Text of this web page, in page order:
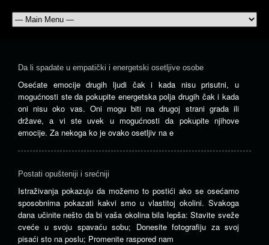
Da li spadate u empatički i energetski osetljive osobe
Osećate emocije drugih ljudi čak i kada nisu prisutni, u
mogućnosti ste da pokupite energetska polja drugih čak i kada
oni nisu oko vas. Oni mogu biti na drugoj strani grada ili
države, a vi ste uvek u mogućnosti da pokupite njihove
emocije. Za nekoga ko je ovako osetljiv na e
Postati opušteniji i srećniji
Istraživanja pokazuju da možemo to postići ako se osećamo
sposobnima pokazati kakvi smo u vlastitoj okolini. Svakoga
dana učinite nešto da bi vaša okolina bila lepša: Stavite sveže
cveće u svoju spavaću sobu; Donesite fotografiju za svoj
pisaći sto na poslu; Promenite raspored nam